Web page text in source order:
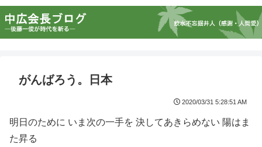
がんばろう。日本
2020/03/31 5:28:51 AM
明日のために いま次の一手を 決してあきらめない 陽はま
た昇る